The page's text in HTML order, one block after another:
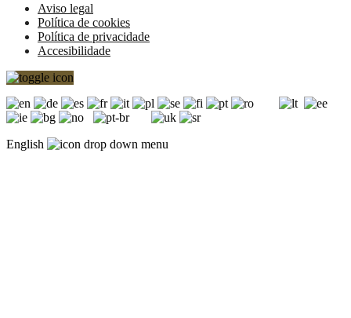
Aviso legal
Política de cookies
Política de privacidade
Accesibilidade
English